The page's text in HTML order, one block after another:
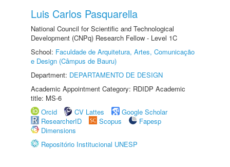
Luis Carlos Pasquarella
National Council for Scientific and Technological
Development (CNPq) Research Fellow - Level 1C
School: Faculdade de Arquitetura, Artes, Comunicação
e Design (Câmpus de Bauru)
Department: DEPARTAMENTO DE DESIGN
Academic Appointment Category: RDIDP Academic
title: MS-6
Orcid
CV Lattes
Google Scholar
ResearcherID
Scopus
Fapesp
Dimensions
Repositório Institucional UNESP